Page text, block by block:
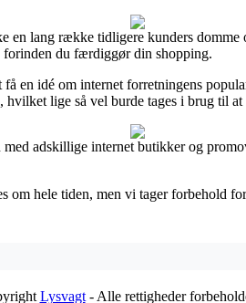
en lang række tidligere kunders
du færdiggør din shopping.
en idé om internet forretningens
lige så vel burde tages i brug til
adskillige internet butikker og
hele tiden, men vi tager forbehold
Lysvagt- Alle rettigheder